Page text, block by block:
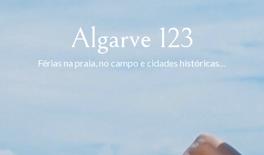
Algarve 123
Férias na praia, no campo e cidades históricas…